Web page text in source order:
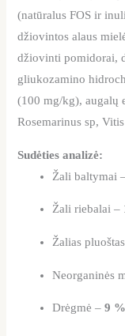
(natūralus FOS ir
džiovintos alaus
džiovinti pomidorai,
gliukozamino
(100 mg/kg), augalų
Rosemarinus sp,
Sudėties analizė:
Žali baltymai
Žali riebalai –
Žalias
Neorganinės
Drėgmė –9 %